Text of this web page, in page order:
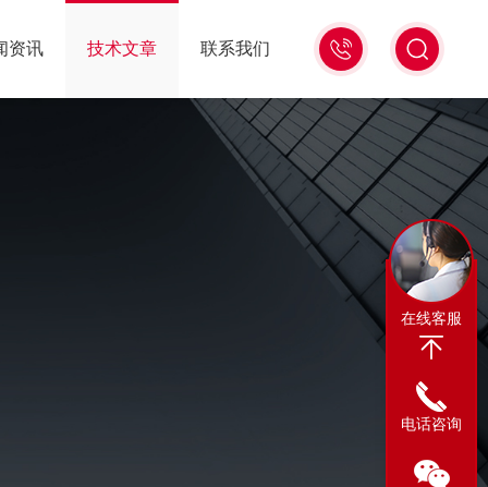
13311665350
资讯 技术文章 联系我们
在线客服
电话咨询